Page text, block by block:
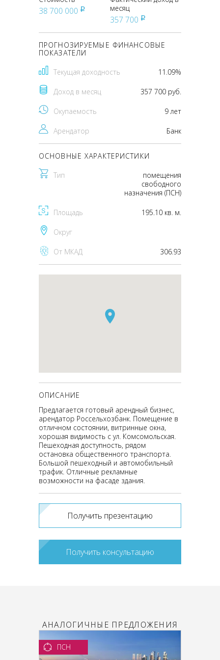
38 700 000 pуб
месяц
357 700 pуб
ПРОГНОЗИРУЕМЫЕ ФИНАНСОВЫЕ
ПОКАЗАТЕЛИ
Текущая доходность 11.09%
Доход в месяц 357 700 руб.
Окупаемость 9 лет
Арендатор Банк
ОСНОВНЫЕ ХАРАКТЕРИСТИКИ
Тип
помещения
свободного
назначения (ПСН)
Площадь 195.10 кв. м.
Округ
От МКАД 306.93
ОПИСАНИЕ
Предлагается готовый арендный бизнес,
арендатор Россельхозбанк. Помещение в
отличном состоянии, витринные окна,
хорошая видимость с ул. Комсомольская.
Пешеходная доступность, рядом
остановка общественного транспорта.
Большой пешеходный и автомобильный
трафик. Отличные рекламные
возможности на фасаде здания.
Получить презентацию
Получить консультацию
АНАЛОГИЧНЫЕ ПРЕДЛОЖЕНИЯ
ПСН